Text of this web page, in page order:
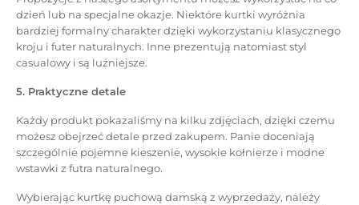
dzień lub na specjalne okazje. Niektóre kurtki wyróżnia
bardziej formalny charakter dzięki wykorzystaniu klasycznego
kroju i futer naturalnych. Inne prezentują natomiast styl
casualowy i są luźniejsze.
5. Praktyczne detale
Każdy produkt pokazaliśmy na kilku zdjęciach, dzięki czemu
możesz obejrzeć detale przed zakupem. Panie doceniają
szczególnie pojemne kieszenie, wysokie kołnierze i modne
wstawki z futra naturalnego.
Wybierając kurtkę puchową damską z wyprzedaży, należy